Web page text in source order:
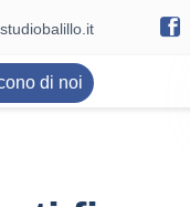
di noi